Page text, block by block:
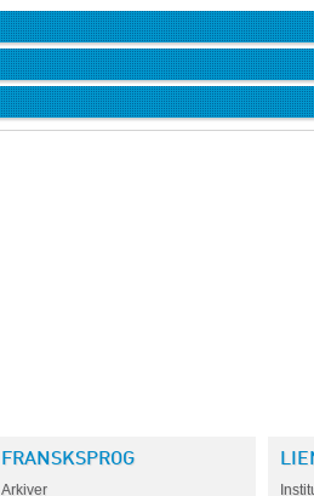
FRANSKSPROG
Arkiver